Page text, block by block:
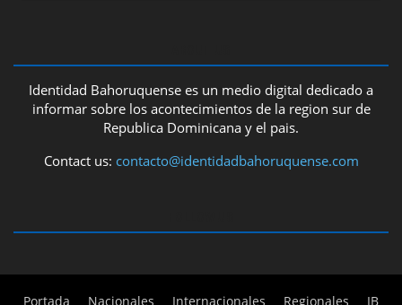
Identidad Bahoruquense es un medio digital dedicado a
informar sobre los acontecimientos de la region sur de
Republica Dominicana y el pais.
Contact us: contacto@identidadbahoruquense.com
Portada Nacionales Internacionales Regionales IB